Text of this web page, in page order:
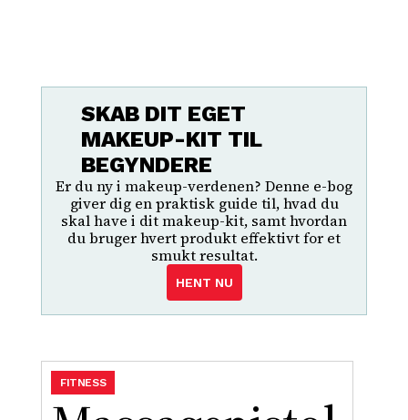
SKAB DIT EGET
MAKEUP-KIT TIL
BEGYNDERE
Er du ny i makeup-verdenen? Denne e-bog
giver dig en praktisk guide til, hvad du
skal have i dit makeup-kit, samt hvordan
du bruger hvert produkt effektivt for et
smukt resultat.
HENT NU
FITNESS